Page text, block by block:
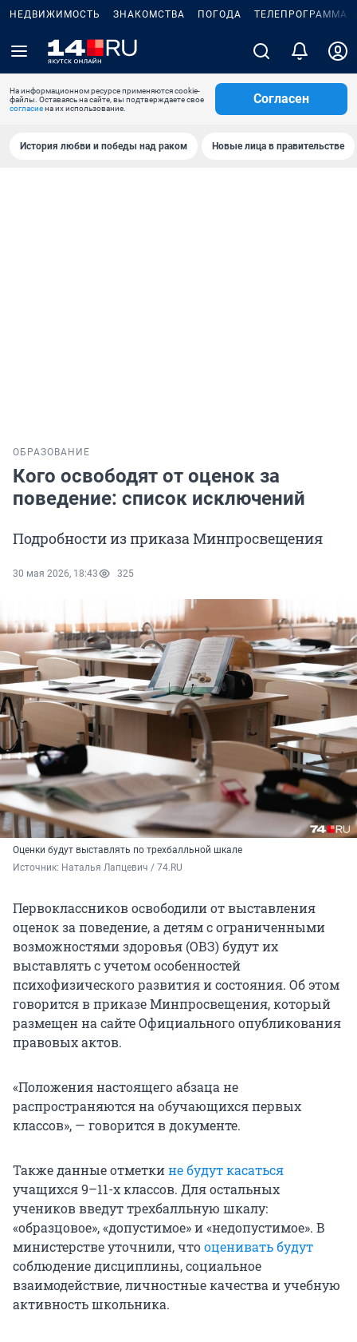
НЕДВИЖИМОСТЬ ЗНАКОМСТВА ПОГОДА ТЕЛЕПРОГРАММА
На информационном ресурсе применяются cookie-
файлы. Оставаясь на сайте, вы подтверждаете свое
согласиена их использование.
Согласен
История любви и победы над раком Новые лица в правительстве
ОБРАЗОВАНИЕ
Кого освободят от оценок за
поведение: список исключений
Подробности из приказа Минпросвещения
30 мая 2026, 18:43 325
Оценки будут выставлять по трехбалльной шкале
Источник: Наталья Лапцевич / 74.RU
Первоклассников освободили от выставления
оценок за поведение, а детям с ограниченными
возможностями здоровья (ОВЗ) будут их
выставлять с учетом особенностей
психофизического развития и состояния. Об этом
говорится в приказе Минпросвещения, который
размещен на сайте Официального опубликования
правовых актов.
«Положения настоящего абзаца не
распространяются на обучающихся первых
классов», — говорится в документе.
Также данные отметкине будут касаться
учащихся 9–11-х классов. Для остальных
учеников введут трехбалльную шкалу:
«образцовое», «допустимое» и «недопустимое». В
министерстве уточнили, чтооценивать будут
соблюдение дисциплины, социальное
взаимодействие, личностные качества и учебную
активность школьника.